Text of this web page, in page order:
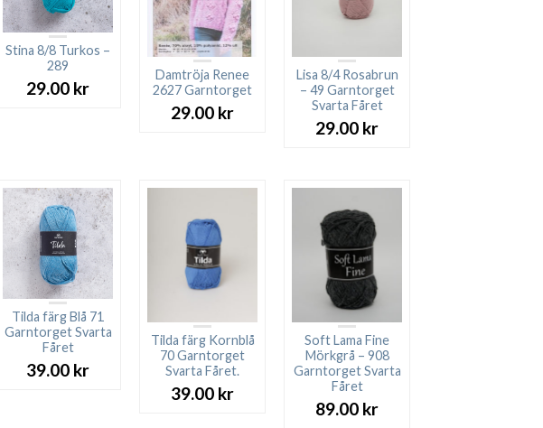
Stina 8/8 Turkos –
289
29.00 kr
Damtröja Renee
2627 Garntorget
29.00 kr
Lisa 8/4 Rosabrun
– 49 Garntorget
Svarta Fåret
29.00 kr
Tilda färg Blå 71
Garntorget Svarta
Fåret
39.00 kr
Tilda färg Kornblå
70 Garntorget
Svarta Fåret.
39.00 kr
Soft Lama Fine
Mörkgrå – 908
Garntorget Svarta
Fåret
89.00 kr